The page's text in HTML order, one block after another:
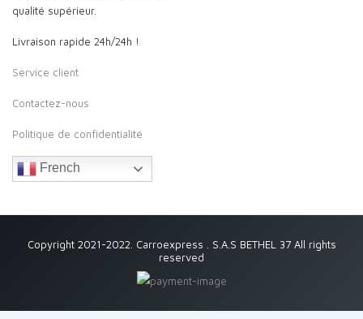
qualité supérieur.
Livraison rapide 24h/24h !
Service client
Contactez-nous
Politique de confidentialité
French
Copyright 2021-2022. Carroexpress . S.A.S BETHEL 37 All rights
reserved